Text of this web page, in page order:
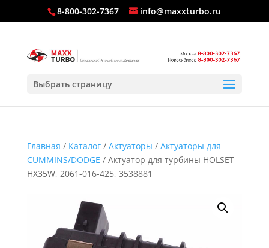
8-800-302-7367 info@maxxturbo.ru
Выбрать страницу
Главная / Каталог/ Актуаторы / Актуаторы для
CUMMINS/DODGE / Актуатор для турбины HOLSET
HX35W, 2061-016-425, 3538881